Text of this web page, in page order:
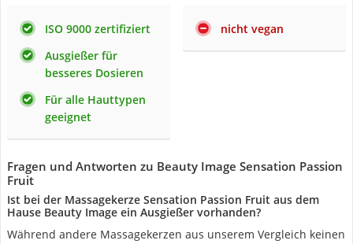
ISO 9000 zertifiziert
Ausgießer für
besseres Dosieren
Für alle Hauttypen
geeignet
nicht vegan
Fragen und Antworten zu Beauty Image Sensation Passion
Fruit
Ist bei der Massagekerze Sensation Passion Fruit aus dem
Hause Beauty Image ein Ausgießer vorhanden?
Während andere Massagekerzen aus unserem Vergleich keinen